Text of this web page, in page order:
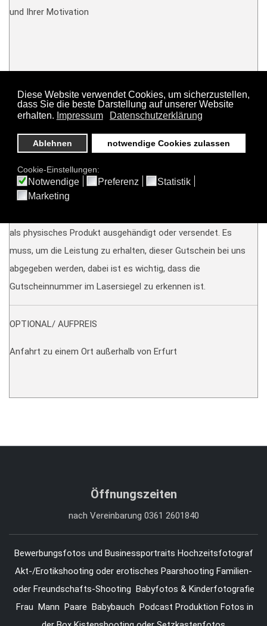
und Ihrer Motivation
TERMIN VEREINBAREN?
Wenn Sie das Shooting jetzt online kaufen, erhalten Sie ein
Gutschein, die Einlösung muss innerhalb von 3 Jahren erfolgen.
Der Gutschein wird nach Zahlungseingang per Post versendet,
alternativ können Sie ihn auch im Studio abholen wenn Sie uns
darüber informieren.
als physisches Produkt ausgehändigt oder versendet. Es
muss, um die Leistung zu erhalten, dieser Gutschein bei uns
abgegeben werden, dabei ist es wichtig, dass die
Gutscheinnummer im Lasersiegel zu erkennen ist.
OPTIONAL/ AUFPREIS
Anfahrt zu einem Ort außerhalb von Erfurt
Öffnungszeiten
nach Vereinbarung 0361 2601840
Bewerbungsfotos und Businessportraits Hochzeitsfotograf
Akt-/Erotikshooting oder erotisches Paarshooting Familien-
oder Freundschafts-Shooting Babyfotos & Kinderfotografie
Frau Mann Paare Babybauch Podcast Produktion Fotos in